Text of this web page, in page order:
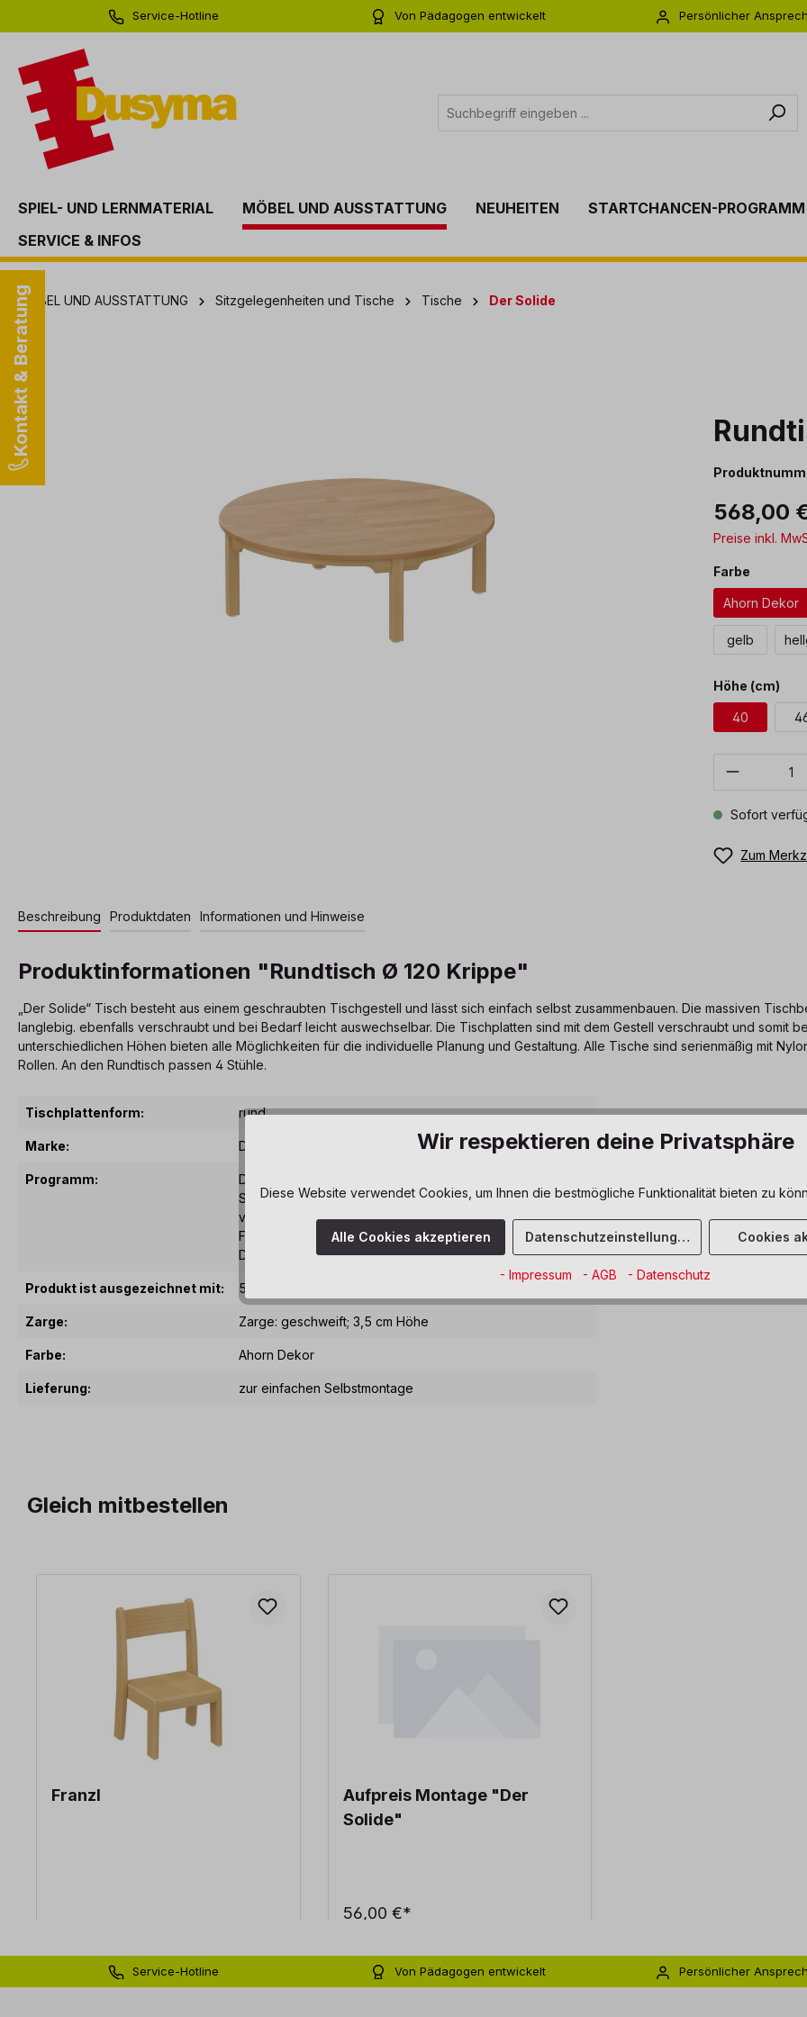
Zur Hauptnavigation springen
Service-Hotline
Von Pädagogen entwickelt
Persönlicher
SPIEL- UND LERNMATERIAL MÖBEL UND AUSSTATTUNG NEUHEITEN STARTCHANCEN-PROGRAMM
SERVICE & INFOS
Kontakt & Beratung
MÖBEL UND AUSSTATTUNG Sitzgelegenheiten und Tische Tische Der Solide
Bildergalerie überspringen
568,00
Preise inkl.
Farbe
Ahorn Dekor
gelb
Höhe (cm)
40
Sofort
Zum
Beschreibung Produktdaten Informationen und Hinweise
Produktinformationen "Rundtisch Ø 120 Krippe"
„Der Solide“ Tisch besteht aus einem geschraubten Tischgestell und lässt sich einfach selbst zusammenbauen. Die massiven
langlebig. ebenfalls verschraubt und bei Bedarf leicht auswechselbar. Die Tischplatten sind mit dem Gestell verschraubt und somit
unterschiedlichen Höhen bieten alle Möglichkeiten für die individuelle Planung und Gestaltung. Alle Tische sind serienmäßig mit
Rollen. An den Rundtisch passen 4 Stühle.
Tischplattenform: rund
Marke: Dusyma
Programm:
Der Solide ist ein verschraubter Zargentisch zur einfachen
Selbstmontage. Abgerundete Holzbeine mit
verschiedenen Tischplattenausführungen für große Farb-,
Formen- und Höhenvielfalt. Die Farben sind perfekt auf die
Dusyma-Beizfarben abgestimmt.
Produkt ist ausgezeichnet mit: 5 Jahre Garantie
Zarge: Zarge: geschweift; 3,5 cm Höhe
Farbe: Ahorn Dekor
Lieferung: zur einfachen Selbstmontage
Gleich mitbestellen
Franzl
Aufpreis Montage "Der
Solide"
56,00 €*
Service-Hotline
Von Pädagogen entwickelt
Persönlicher
Wir respektieren deine Privatsphäre
Diese Website verwendet Cookies, um Ihnen die bestmögliche Funktionalität bieten zu
Alle Cookies akzeptieren Datenschutzeinstellungen Cookies
- Impressum - AGB - Datenschutz